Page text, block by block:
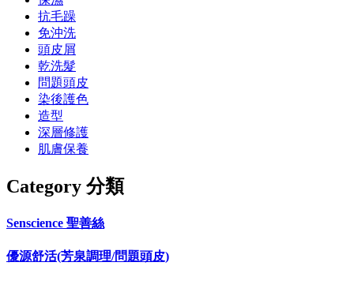
抗毛躁
免沖洗
頭皮屑
乾洗髮
問題頭皮
染後護色
造型
深層修護
肌膚保養
Category 分類
Senscience 聖善絲
優源舒活(芳泉調理/問題頭皮)